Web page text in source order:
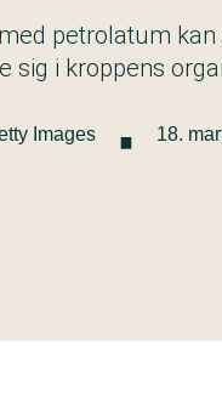
petrolatum
sig i kroppens
Images · 18.